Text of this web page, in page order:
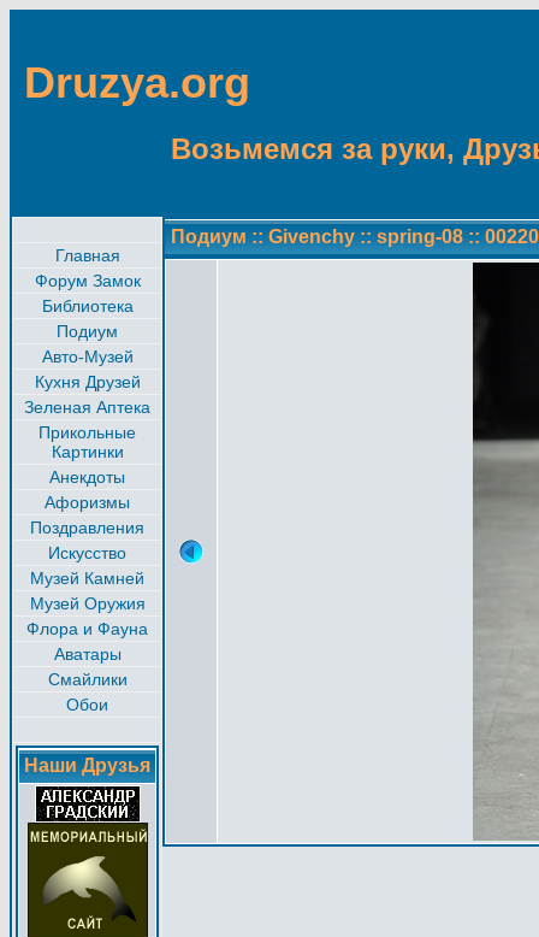
Druzya.org
Возьмемся за руки,
Главная
Форум Замок
Библиотека
Подиум
Авто-Музей
Кухня Друзей
Зеленая Аптека
Прикольные
Картинки
Анекдоты
Афоризмы
Поздравления
Искусство
Музей Камней
Музей Оружия
Флора и Фауна
Аватары
Смайлики
Обои
Наши Друзья
Подиум :: Givenchy :: spring-08 ::